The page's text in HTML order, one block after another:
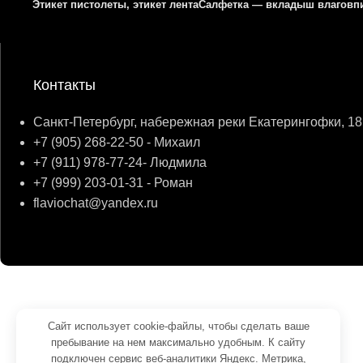
Этикет пистолеты, этикет лентаСалфетка — вкладыш
Контакты
Санкт-Петербург, набережная реки Екатерингофки, 18
+7 (905) 268-22-50 - Михаил
+7 (911) 978-77-24- Людмила
+7 (999) 203-01-31 - Роман
flaviochat@yandex.ru
Согласие на обработку персональных данных
Сайт использует cookie-файлы, чтобы сделать ваше
пребывание на нем максимально удобным. К cайту
подключен сервис веб-аналитики Яндекс. Метрика,